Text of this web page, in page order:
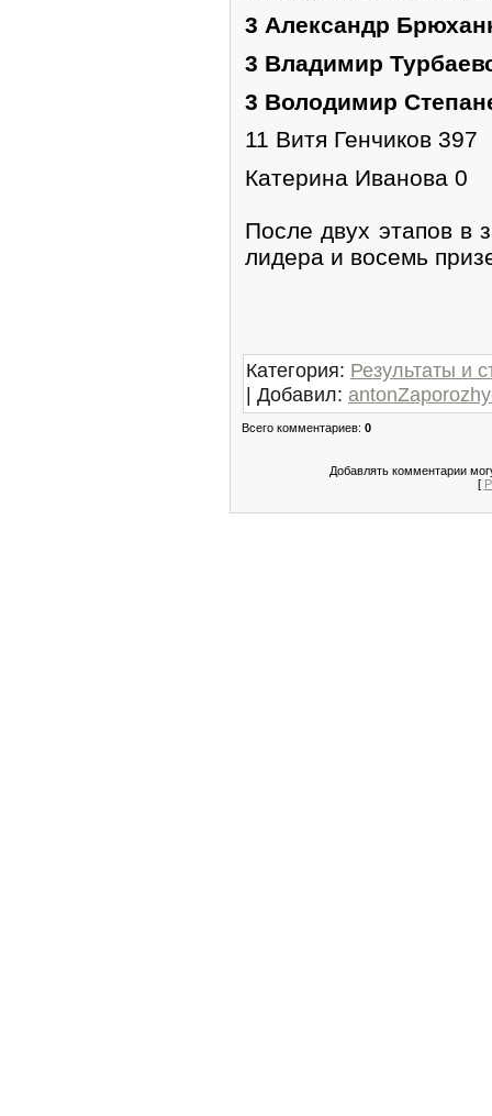
3 Александр
3 Владимир
3 Володимир
11 Витя Генчиков 397
Катерина Иванова 0
После двух этапов в
лидера и восемь
Категория: Результаты и
| Добавил:
Всего комментариев: 0
Добавлять комментарии
[